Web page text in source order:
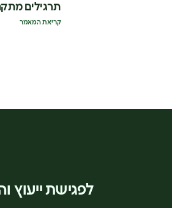
תרגילים
קריאת המאמר
לפגישת ייעוץ